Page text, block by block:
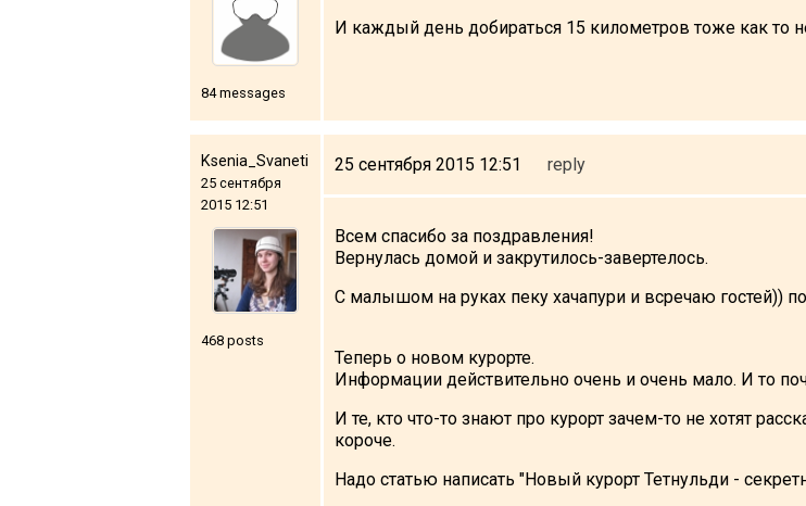
84 messages
И каждый день добираться 15 километров тоже как то
Ksenia_Svaneti
25 сентября
2015 12:51
468 posts
25 сентября 2015 12:51 reply
Всем спасибо за поздравления!
Вернулась домой и закрутилось-завертелось.
С малышом на руках пеку хачапури и всречаю гостей))
Теперь о новом курорте.
Информации действительно очень и очень мало. И то
И те, кто что-то знают про курорт зачем-то не хотят
короче.
Надо статью написать "Новый курорт Тетнульди -